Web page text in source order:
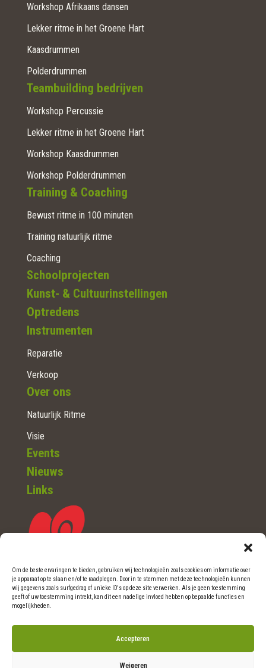
Om de beste ervaringen te bieden, gebruiken wij technologieën zoals cookies om informatie over
je apparaat op te slaan en/of te raadplegen. Door in te stemmen met deze technologieën kunnen
wij gegevens zoals surfgedrag of unieke ID's op deze site verwerken. Als je geen toestemming
geeft of uw toestemming intrekt, kan dit een nadelige invloed hebben op bepaalde functies en
mogelijkheden.
Accepteren
Weigeren
Workshop Afrikaans dansen
Lekker ritme in het Groene Hart
Kaasdrummen
Polderdrummen
Teambuilding bedrijven
Workshop Percussie
Lekker ritme in het Groene Hart
Workshop Kaasdrummen
Workshop Polderdrummen
Training & Coaching
Bewust ritme in 100 minuten
Training natuurlijk ritme
Coaching
Schoolprojecten
Kunst- & Cultuurinstellingen
Optredens
Instrumenten
Reparatie
Verkoop
Over ons
Natuurlijk Ritme
Visie
Events
Nieuws
Links
WOERDEN (Ut.)
E-mail: info@natuurlijkritme.nl